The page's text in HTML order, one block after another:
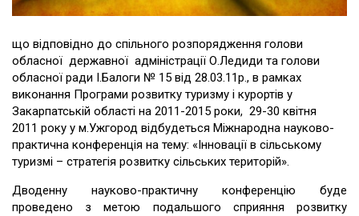
що відповідно до спільного розпорядження голови
обласної державної адміністрації О.Ледиди та голови
обласної ради І.Балоги № 15 від 28.03.11р., в рамках
виконання Програми розвитку туризму і курортів у
Закарпатській області на 2011-2015 роки, 29-30 квітня
2011 року у м.Ужгород відбудеться Міжнародна науково-
практична конференція на тему: «Інновації в сільському
туризмі – стратегія розвитку сільських територій».
Дводенну науково-практичну конференцію буде
проведено з метою подальшого сприяння розвитку